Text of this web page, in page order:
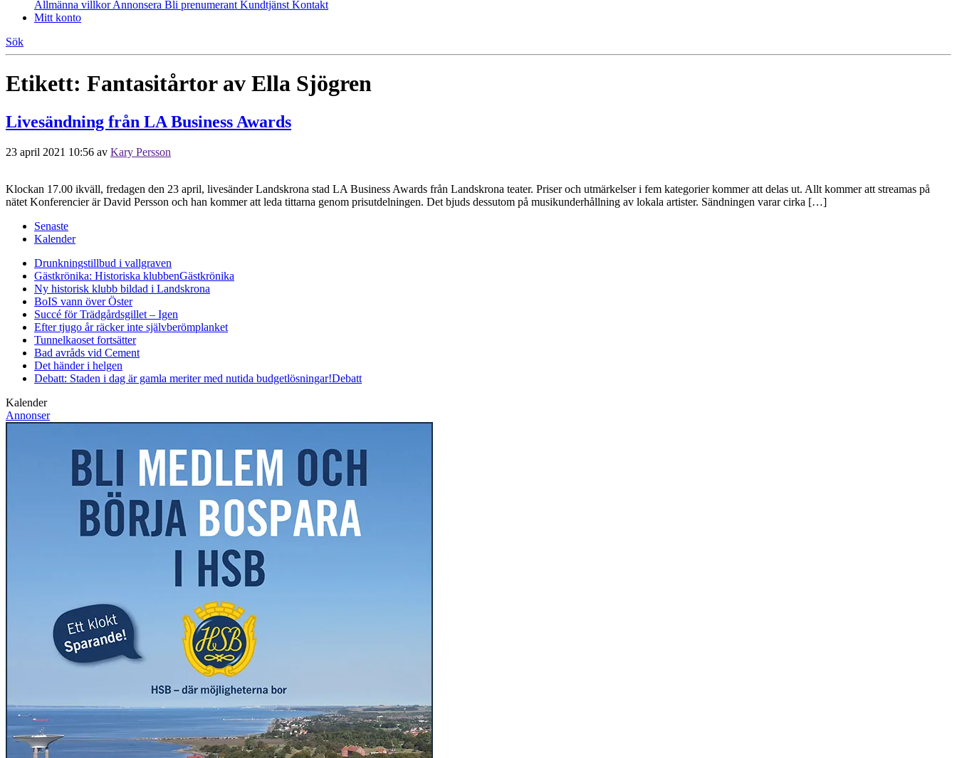
Allmänna villkorAnnonsera Bli prenumerant Kundtjänst Kontakt
Mitt konto
Sök
Etikett: Fantasitårtor av Ella Sjögren
Livesändning från LA Business Awards
23 april 2021 10:56 av Kary Persson
Klockan 17.00 ikväll, fredagen den 23 april, livesänder Landskrona stad LA Business Awards från Landskrona teater. Priser och utmärkelser i fem kategorier kommer att delas ut. Allt kommer att streamas på
nätet Konferencier är David Persson och han kommer att leda tittarna genom prisutdelningen. Det bjuds dessutom på musikunderhållning av lokala artister. Sändningen varar cirka […]
Senaste
Kalender
Drunkningstillbud i vallgraven
Gästkrönika: Historiska klubbenGästkrönika
Ny historisk klubb bildad i Landskrona
BoIS vann över Öster
Succé för Trädgårdsgillet – Igen
Efter tjugo år räcker inte självberömplanket
Tunnelkaoset fortsätter
Bad avråds vid Cement
Det händer i helgen
Debatt: Staden i dag är gamla meriter med nutida budgetlösningar!Debatt
Kalender
Annonser